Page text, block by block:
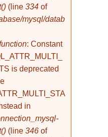
(line 334 of
mysql/datab
: Constant
is deprecated
in
(line 346 of